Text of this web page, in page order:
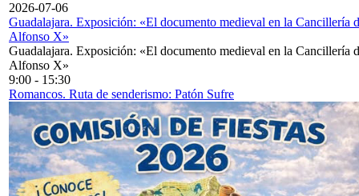
2026-07-06
Guadalajara. Exposición: «El documento medieval en la Cancillería
Alfonso X»
Guadalajara. Exposición: «El documento medieval en la Cancillería
Alfonso X»
9:00 - 15:30
Romancos. Ruta de senderismo: Patón Sufre